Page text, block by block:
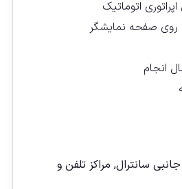
سانترال, مراکز تلفن و